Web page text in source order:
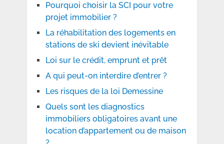
Pourquoi choisir la SCI pour votre
projet immobilier ?
La réhabilitation des logements en
stations de ski devient inévitable
Loi sur le crédit, emprunt et prêt
A qui peut-on interdire d’entrer ?
Les risques de la loi Demessine
Quels sont les diagnostics
immobiliers obligatoires avant une
location d’appartement ou de maison